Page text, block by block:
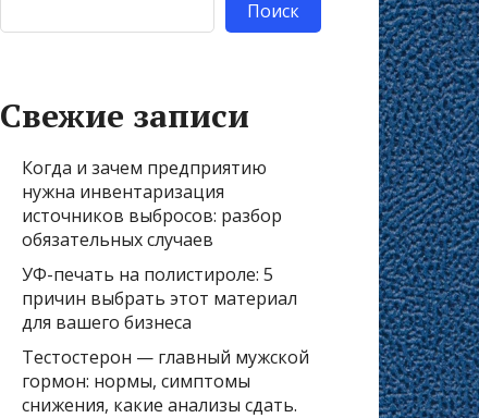
Поиск
Свежие записи
Когда и зачем предприятию
нужна инвентаризация
источников выбросов: разбор
обязательных случаев
УФ-печать на полистироле: 5
причин выбрать этот материал
для вашего бизнеса
Тестостерон — главный мужской
гормон: нормы, симптомы
снижения, какие анализы сдать.